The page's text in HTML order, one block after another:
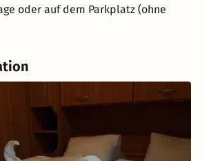
oder auf dem Parkplatz (ohne